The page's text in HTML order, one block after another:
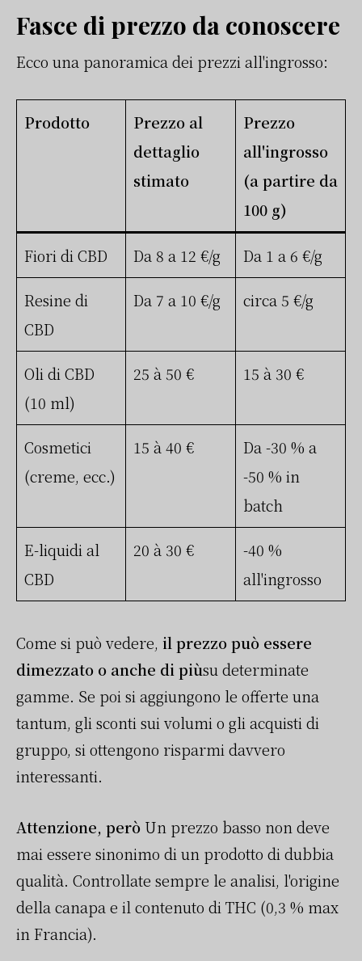
Fasce di prezzo da conoscere
Ecco una panoramica dei prezzi all'ingrosso:
Prodotto
Prezzo al
dettaglio
stimato
Prezzo
all'ingrosso
(a partire da
100 g)
Fiori di CBD Da 8 a 12 €/g Da 1 a 6 €/g
Resine di
CBD
Da 7 a 10 €/g circa 5 €/g
Oli di CBD
(10 ml)
25 à 50 € 15 à 30 €
Cosmetici
(creme, ecc.)
15 à 40 €
Da -30 % a
-50 % in
batch
E-liquidi al
CBD
20 à 30 €
-40 %
all'ingrosso
Come si può vedere, il prezzo può essere
dimezzato o anche di piùsu determinate
gamme. Se poi si aggiungono le offerte una
tantum, gli sconti sui volumi o gli acquisti di
gruppo, si ottengono risparmi davvero
interessanti.
Attenzione, però Un prezzo basso non deve
mai essere sinonimo di un prodotto di dubbia
qualità. Controllate sempre le analisi, l'origine
della canapa e il contenuto di THC (0,3 % max
in Francia).